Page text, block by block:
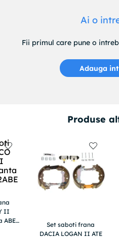
Ai o
Fii primul care pune o
Adauga
Produse
II
ABE
Set saboti frana
DACIA LOGAN II ATE